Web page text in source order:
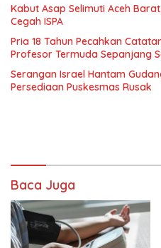
Kabut Asap Selimuti Aceh
Cegah ISPA
Pria 18 Tahun Pecahkan
Profesor Termuda Sepanjang
Serangan Israel Hantam
Persediaan Puskesmas Rusak
Baca Juga